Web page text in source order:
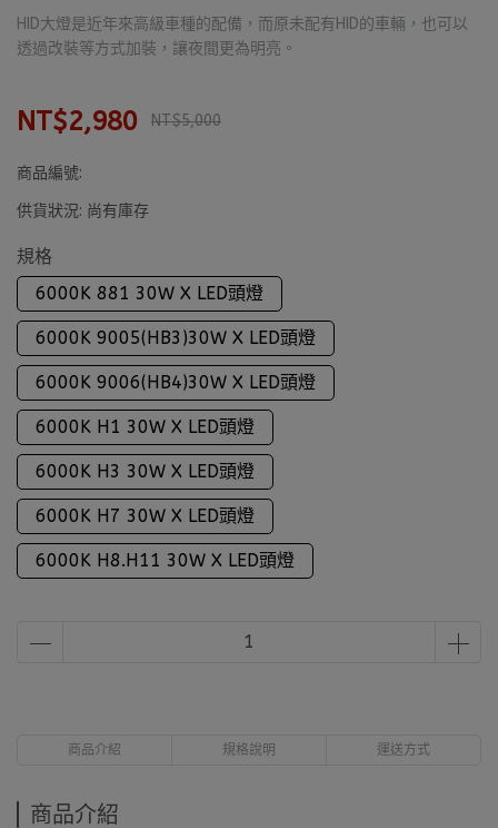
HID大燈是近年來高級車種的配備，而原未配有HID的車輛，也可以
透過改裝等方式加裝，讓夜間更為明亮。
NT$2,980 NT$5,000
商品編號:
供貨狀況: 尚有庫存
規格
6000K 881 30W X LED頭燈
6000K 9005(HB3)30W X LED頭燈
6000K 9006(HB4)30W X LED頭燈
6000K H1 30W X LED頭燈
6000K H3 30W X LED頭燈
6000K H7 30W X LED頭燈
6000K H8.H11 30W X LED頭燈
商品介紹 規格說明 運送方式
商品介紹